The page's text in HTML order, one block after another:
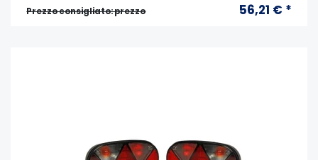
Prezzo consigliato: prezzo 56,21 € *